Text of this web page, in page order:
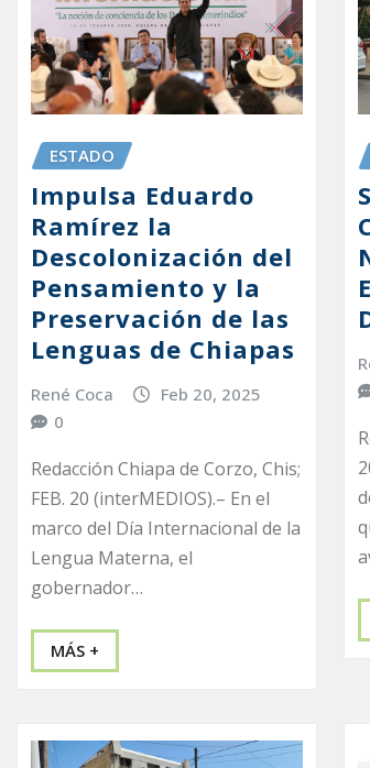
ESTADO
Impulsa Eduardo
Ramírez la
Descolonización del
Pensamiento y la
Preservación de las
Lenguas de Chiapas
René Coca
Feb 20, 2025
0
Redacción Chiapa de Corzo, Chis;
FEB. 20 (interMEDIOS).– En el
marco del Día Internacional de la
Lengua Materna, el
gobernador…
MÁS +